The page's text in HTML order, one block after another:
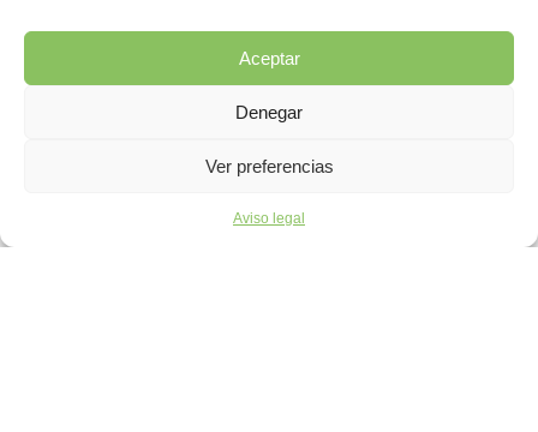
Aceptar
Denegar
Ver preferencias
Aviso legal